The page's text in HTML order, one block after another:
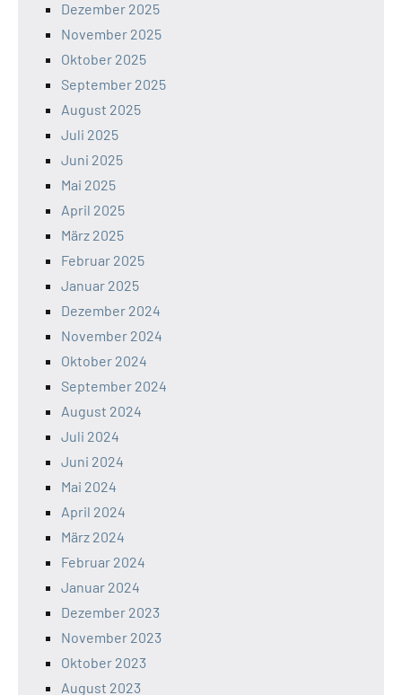
Dezember 2025
November 2025
Oktober 2025
September 2025
August 2025
Juli 2025
Juni 2025
Mai 2025
April 2025
März 2025
Februar 2025
Januar 2025
Dezember 2024
November 2024
Oktober 2024
September 2024
August 2024
Juli 2024
Juni 2024
Mai 2024
April 2024
März 2024
Februar 2024
Januar 2024
Dezember 2023
November 2023
Oktober 2023
August 2023